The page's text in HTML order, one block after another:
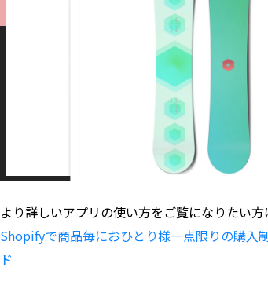
より詳しいアプリの使い方をご覧になりたい
Shopifyで商品毎におひとり様一点限りの購入
ド